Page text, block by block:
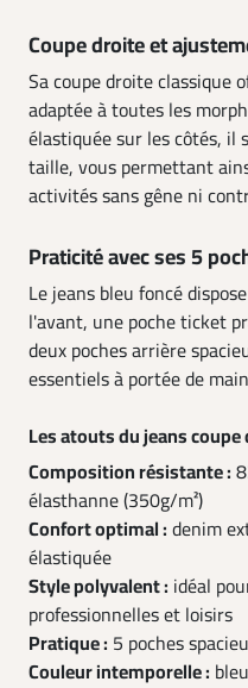
Coupe droite et
Sa coupe droite classique
adaptée à toutes les
élastiquée sur les côtés,
taille, vous permettant
activités sans gêne ni
Praticité avec ses 5
Le jeans bleu foncé
l'avant, une poche ticket
deux poches arrière
essentiels à portée de
Les atouts du jeans
Composition résistante :
élasthanne (350g/m²)
Confort optimal : denim
élastiquée
Style polyvalent : idéal
professionnelles et loisirs
Pratique : 5 poches
Couleur intemporelle :